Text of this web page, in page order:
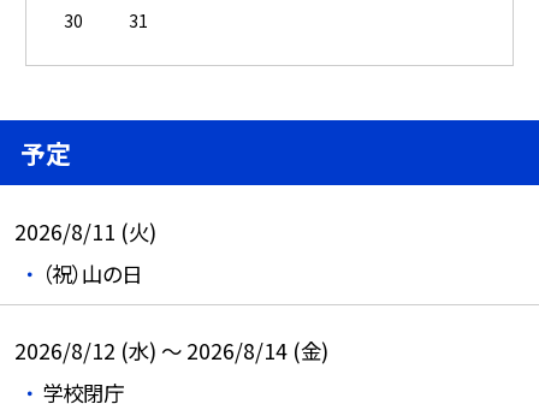
30
31
予定
2026/8/11 (火)
（祝）山の日
2026/8/12 (水) ～ 2026/8/14 (金)
学校閉庁